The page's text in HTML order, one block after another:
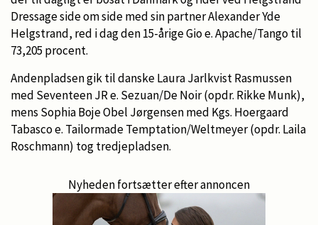
Dressage side om side med sin partner Alexander Yde
Helgstrand, red i dag den 15-årige Gio e. Apache/Tango til
73,205 procent.
Andenpladsen gik til danske Laura Jarlkvist Rasmussen
med Seventeen JR e. Sezuan/De Noir (opdr. Rikke Munk),
mens Sophia Boje Obel Jørgensen med Kgs. Hoergaard
Tabasco e. Tailormade Temptation/Weltmeyer (opdr. Laila
Roschmann) tog tredjepladsen.
Nyheden fortsætter efter annoncen